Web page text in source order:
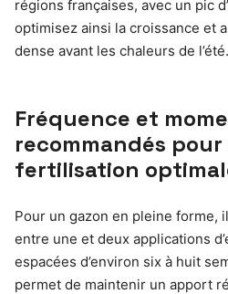
régions françaises, avec un pic
optimisez ainsi la croissance et
dense avant les chaleurs de l’été.
Fréquence et
recommandés
fertilisation
Pour un gazon en pleine forme,
entre une et deux applications
espacées d’environ six à huit
permet de maintenir un apport